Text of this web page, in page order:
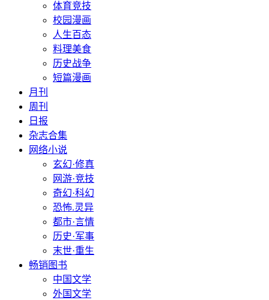
体育竞技
校园漫画
人生百态
料理美食
历史战争
短篇漫画
月刊
周刊
日报
杂志合集
网络小说
玄幻·修真
网游·竞技
奇幻·科幻
恐怖.灵异
都市·言情
历史·军事
末世·重生
畅销图书
中国文学
外国文学